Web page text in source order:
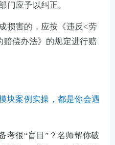
门应予以纠正。
损害的，应按《违反<劳
偿办法》的规定进行赔
块案例实操，都是你会遇
考很“盲目”？名师帮你破